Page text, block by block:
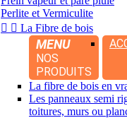
Perlite et Vermiculite
  La Fibre de bois
MENU
NOS
PRODUITS
La fibre de bois en
Les panneaux semi
toitures, murs ou